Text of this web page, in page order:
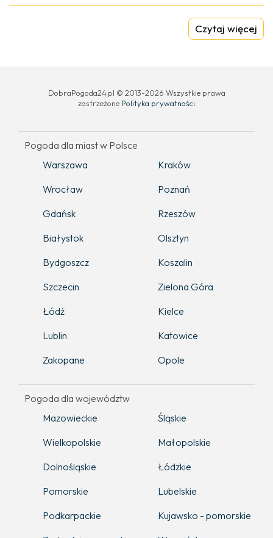
Czytaj więcej
DobraPogoda24.pl © 2013-2026 Wszystkie prawa
zastrzeżone Polityka prywatności
Pogoda dla miast w Polsce
Warszawa
Kraków
Wrocław
Poznań
Gdańsk
Rzeszów
Białystok
Olsztyn
Bydgoszcz
Koszalin
Szczecin
Zielona Góra
Łódź
Kielce
Lublin
Katowice
Zakopane
Opole
Pogoda dla województw
Mazowieckie
Śląskie
Wielkopolskie
Małopolskie
Dolnośląskie
Łódzkie
Pomorskie
Lubelskie
Podkarpackie
Kujawsko - pomorskie